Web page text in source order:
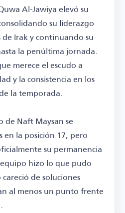
Al-Jawiya elevó su
su liderazgo
Irak y continuando su
la penúltima jornada.
merece el escudo a
y la consistencia en los
la temporada.
de Naft Maysan se
la posición 17, pero
su permanencia
hizo lo que pudo
de soluciones
al menos un punto frente